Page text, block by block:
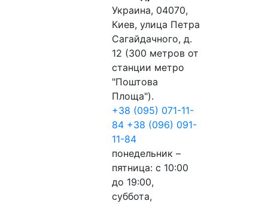
Украина, 04070,
Киев, улица Петра
Сагайдачного, д.
12 (300 метров от
станции метро
"Поштова
Площа").
+38 (095) 071-11-
84 +38 (096) 091-
11-84
понедельник –
пятница: с 10:00
до 19:00,
суббота,